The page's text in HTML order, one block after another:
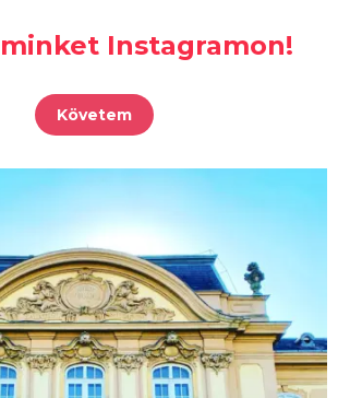
minket Instagramon!
Követem